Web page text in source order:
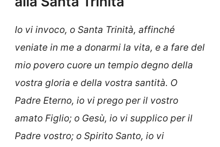
Io vi invoco, o Santa Trinità, affinché
veniate in me a donarmi la vita, e a fare del
mio povero cuore un tempio degno della
vostra gloria e della vostra santità. O
Padre Eterno, io vi prego per il vostro
amato Figlio; o Gesù, io vi supplico per il
Padre vostro; o Spirito Santo, io vi